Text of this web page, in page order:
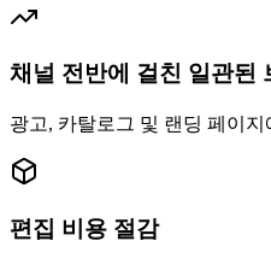
채널 전반에 걸친 일관된
광고, 카탈로그 및 랜딩 페이
편집 비용 절감